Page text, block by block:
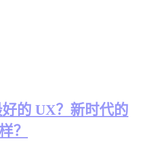
的 UX？新时代的
？